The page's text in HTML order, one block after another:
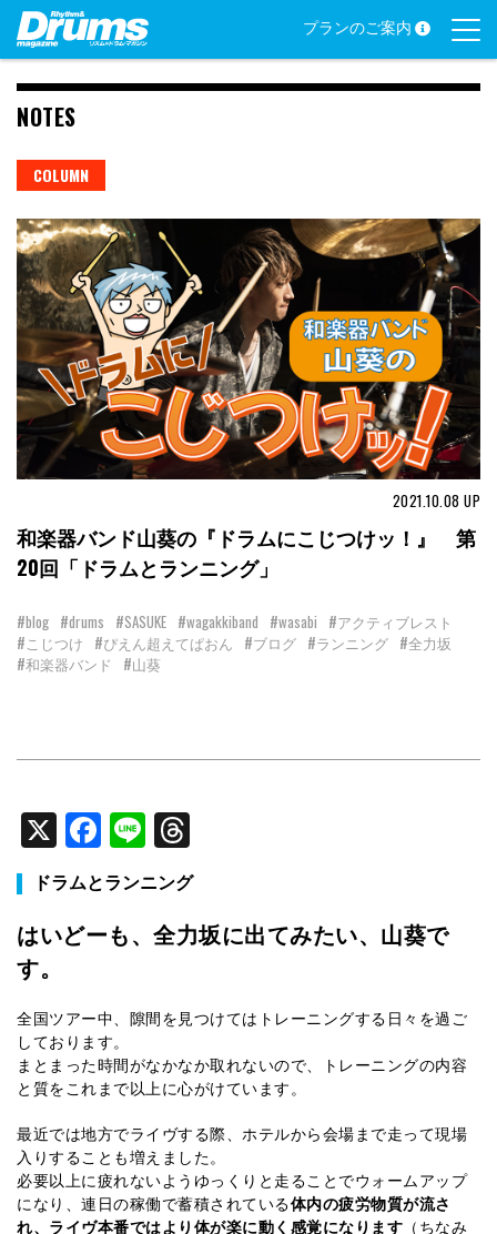
Skip
content
プランのご案内
NOTES
COLUMN
2021.10.08 UP
和楽器バンド山葵の『ドラムにこじつけッ！』 第
20回「ドラムとランニング」
#blog #drums #SASUKE #wagakkiband #wasabi #アクティブレスト
#こじつけ #ぴえん超えてぱおん #ブログ #ランニング #全力坂
#和楽器バンド
#山葵
X Facebook
Line
ドラムとランニング
はいどーも、全力坂に出てみたい、山葵で
す。
全国ツアー中、隙間を見つけてはトレーニングする日々を過ご
しております。
まとまった時間がなかなか取れないので、トレーニングの内容
と質をこれまで以上に心がけています。
最近では地方でライヴする際、ホテルから会場まで走って現場
入りすることも増えました。
必要以上に疲れないようゆっくりと走ることでウォームアップ
になり、連日の稼働で蓄積されている体内の疲労物質が流さ
れ、ライヴ本番ではより体が楽に動く感覚になります （ちなみ